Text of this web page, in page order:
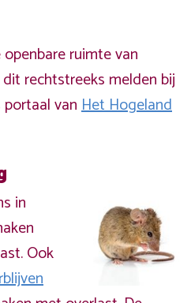
ruimte van
rechtstreeks melden bij
vanHet Hogeland
in
Ook